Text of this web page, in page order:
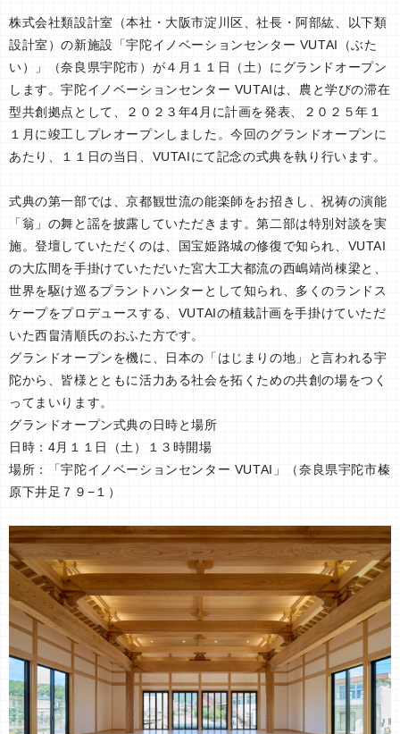
株式会社類設計室（本社・大阪市淀川区、社長・阿部紘、以下類
設計室）の新施設「宇陀イノベーションセンター VUTAI（ぶた
い）」（奈良県宇陀市）が４月１１日（土）にグランドオープン
します。宇陀イノベーションセンター VUTAIは、農と学びの滞在
型共創拠点として、２０２３年4月に計画を発表、２０２５年１
１月に竣工しプレオープンしました。今回のグランドオープンに
あたり、１１日の当日、VUTAIにて記念の式典を執り行います。
式典の第一部では、京都観世流の能楽師をお招きし、祝祷の演能
「翁」の舞と謡を披露していただきます。第二部は特別対談を実
施。登壇していただくのは、国宝姫路城の修復で知られ、VUTAI
の大広間を手掛けていただいた宮大工大都流の西嶋靖尚棟梁と、
世界を駆け巡るプラントハンターとして知られ、多くのランドス
ケープをプロデュースする、VUTAIの植栽計画を手掛けていただ
いた西畠清順氏のおふた方です。
グランドオープンを機に、日本の「はじまりの地」と言われる宇
陀から、皆様とともに活力ある社会を拓くための共創の場をつく
ってまいります。
グランドオープン式典の日時と場所
日時：4月１１日（土）１３時開場
場所：「宇陀イノベーションセンター VUTAI」（奈良県宇陀市榛
原下井足７９−１）